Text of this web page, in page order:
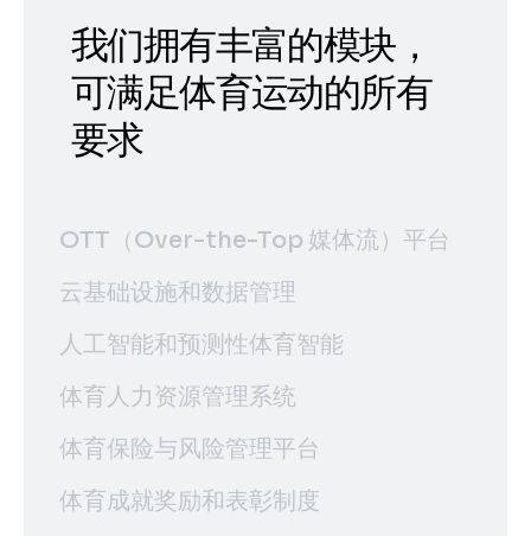
我们拥有丰富的模块，
可满足体育运动的所有
要求
OTT（Over-the-Top 媒体流）平台
云基础设施和数据管理
人工智能和预测性体育智能
体育人力资源管理系统
体育保险与风险管理平台
体育成就奖励和表彰制度